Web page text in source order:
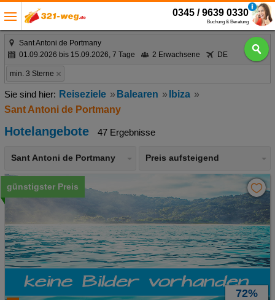
0345 / 9639 0330
Buchung & Beratung
Sant Antoni de Portmany
01.09.2026 bis 15.09.2026, 7 Tage
2 Erwachsene DE
min. 3 Sterne
Reiseziele Balearen
Ibiza
Sant Antoni de Portmany
Hotelangebote 47 Ergebnisse
Sant Antoni de Portmany Preis aufsteigend
günstigster Preis
72%